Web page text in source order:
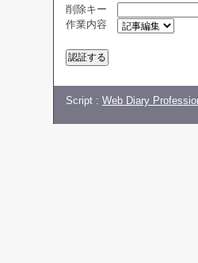
削除キー
作業内容
Script : Web Diary